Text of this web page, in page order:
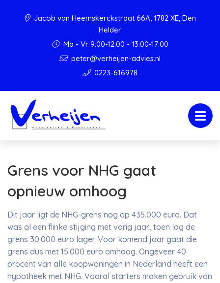
Jacob van Heemskerckstraat 66A, 1782 XE, Den
Helder
Ma - Vr 9:00-12:00 - 13:00-17:00
peter@verheijen-advies.nl
0223-616978
Grens voor NHG gaat
opnieuw omhoog
Dit jaar ligt de NHG-grens nog op 435.000 euro. Dat
was al een flinke stijging met vorig jaar, toen lag de
grens 30.000 euro lager. Voor komend jaar gaat die
grens dus met 15.000 euro omhoog. Ongeveer 40
procent van alle koopwoningen in Nederland heeft een
hypotheek met NHG. Vooral starters maken gebruik van